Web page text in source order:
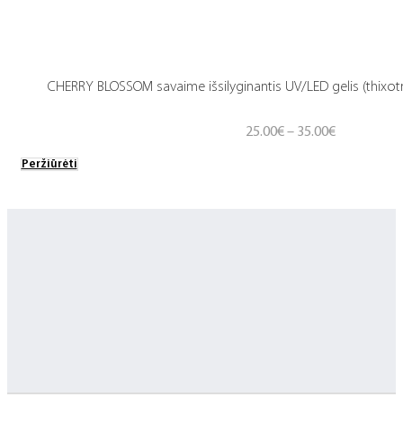
CHERRY BLOSSOM savaime išsilyginantis UV/LED gelis
25.00€ – 35.00€Price
Peržiūrėti